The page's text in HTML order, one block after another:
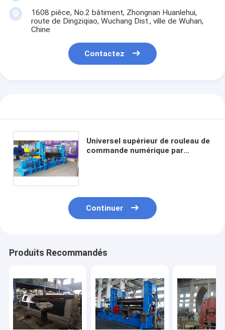
1608 pièce, No.2 bâtiment, Zhongnan Huanlehui,
route de Dingziqiao, Wuchang Dist., ville de Wuhan,
Chine
Contactez
Universel supérieur de rouleau de
commande numérique par
Continuer
Produits Recommandés